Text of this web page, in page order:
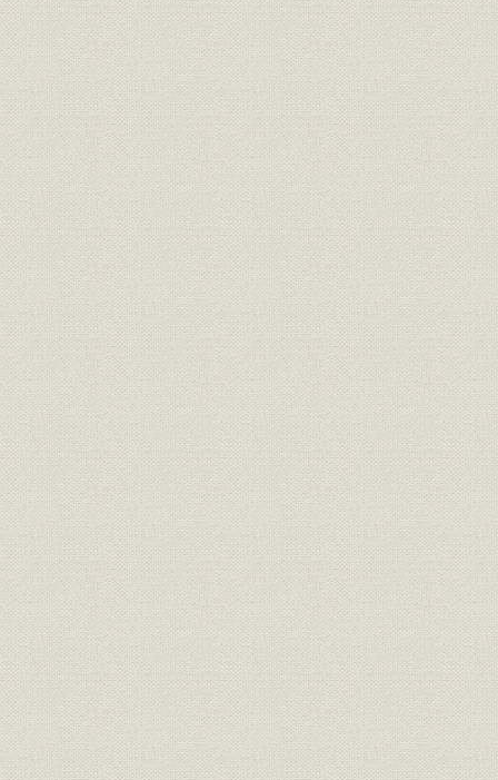
経営 家長方御見込書 明治一九
経営 同苗一致決心誓盟書 明治一九
規則 三井家定則 明治一九年
経営;規則 井上伯へ呈上同族并重役誓約書 明治二三
経営;規則
三井銀行総長・副長ト相談役ト
ノ規約
明治二十
財務・業績 三井銀行 貸借総括表 明治二三
財務・業績 [三井銀行] 全店合併整理予算 明治二十
財務・業績
[三井銀行] 調書類之儘当時決算
之見込
明治二十
社訓 三井家憲第二草案 明治二四
経営;社訓 ロイスレル氏意見書
明治二四
年七月廿日
経営;規則 三井家仮評議会規則 明治二四
経営 三井家仮評議会議事録
明治二四
年五月三
経営;規則 三井組 諸規則留(抄) 明治廿六